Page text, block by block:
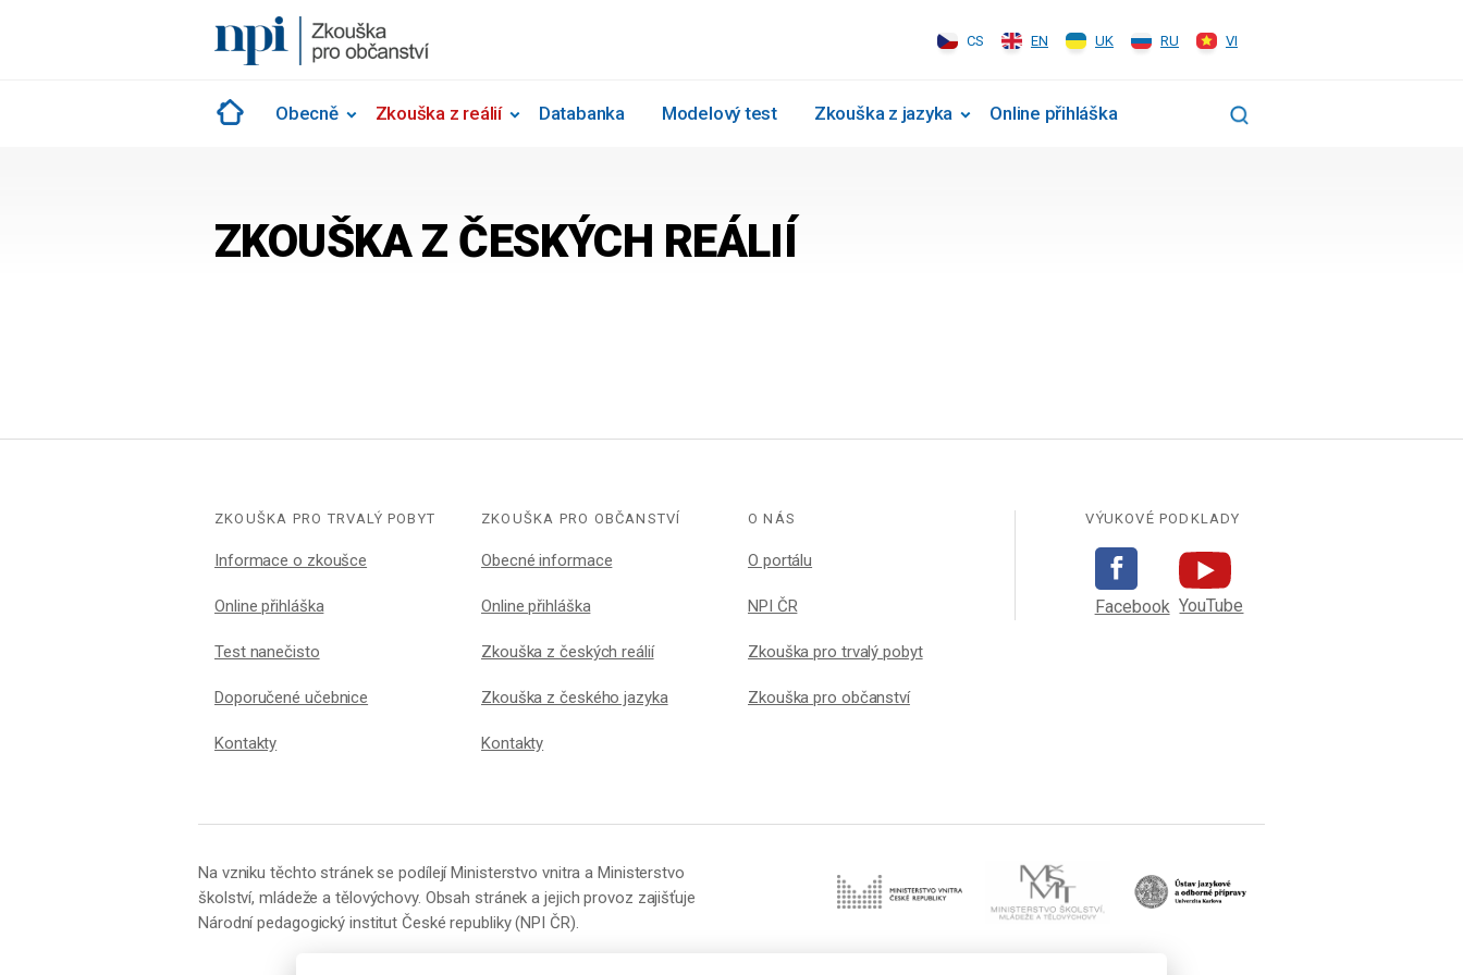
CS EN UK RU VI
Obecně Zkouška z reálií Databanka Modelový test Zkouška z jazyka Online přihláška
ZKOUŠKA Z ČESKÝCH REÁLIÍ
ZKOUŠKA PRO TRVALÝ POBYT
Informace o zkoušce
Online přihláška
Test nanečisto
Doporučené učebnice
Kontakty
ZKOUŠKA PRO OBČANSTVÍ
Obecné informace
Online přihláška
Zkouška z českých reálií
Zkouška z českého jazyka
Kontakty
O NÁS
O portálu
NPI ČR
Zkouška pro trvalý pobyt
Zkouška pro občanství
VÝUKOVÉ PODKLADY
Facebook YouTube
Na vzniku těchto stránek se podílejí Ministerstvo vnitra a Ministerstvo
školství, mládeže a tělovýchovy. Obsah stránek a jejich provoz zajišťuje
Národní pedagogický institut České republiky (NPI ČR).